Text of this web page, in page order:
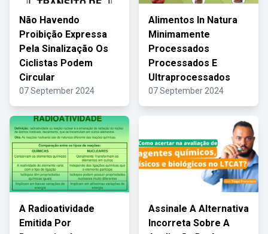
Não Havendo
Proibição Expressa
Pela Sinalização Os
Ciclistas Podem
Circular
07 September 2024
Alimentos In Natura
Minimamente
Processados
Processados E
Ultraprocessados
07 September 2024
A Radioatividade
Emitida Por
Assinale A Alternativa
Incorreta Sobre A